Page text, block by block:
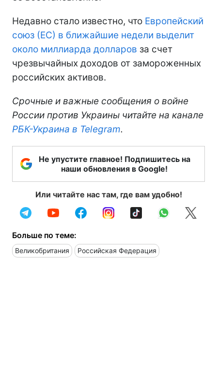
Недавно стало известно, что Европейский
союз (ЕС) в ближайшие недели выделит
около миллиарда долларов за счет
чрезвычайных доходов от замороженных
российских активов.
Срочные и важные сообщения о войне
России против Украины читайте на канале
РБК-Украина в Telegram.
Не упустите главное! Подпишитесь на
наши обновления в Google!
Или читайте нас там, где вам удобно!
Больше по теме:
Великобритания Российская Федерация